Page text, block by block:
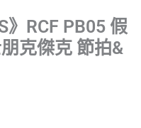
》RCF PB05 假
克傑克 節拍&